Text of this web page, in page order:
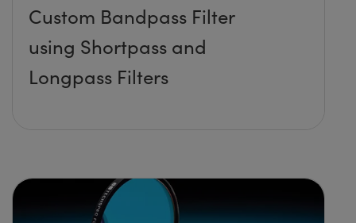
Custom Bandpass Filter
using Shortpass and
Longpass Filters